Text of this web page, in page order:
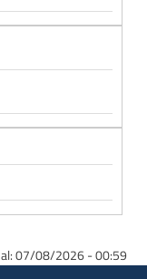
07/08/2026 - 00:59